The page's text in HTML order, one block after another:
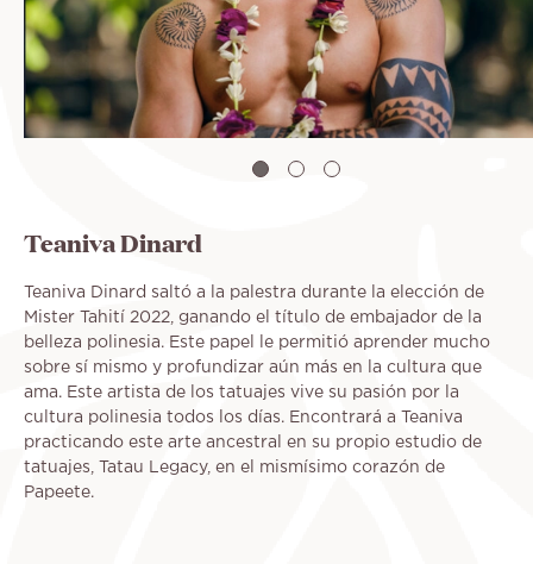
Teaniva Dinard
Teaniva Dinard saltó a la palestra durante la elección de
Mister Tahití 2022, ganando el título de embajador de la
belleza polinesia. Este papel le permitió aprender mucho
sobre sí mismo y profundizar aún más en la cultura que
ama. Este artista de los tatuajes vive su pasión por la
cultura polinesia todos los días. Encontrará a Teaniva
practicando este arte ancestral en su propio estudio de
tatuajes, Tatau Legacy, en el mismísimo corazón de
Papeete.